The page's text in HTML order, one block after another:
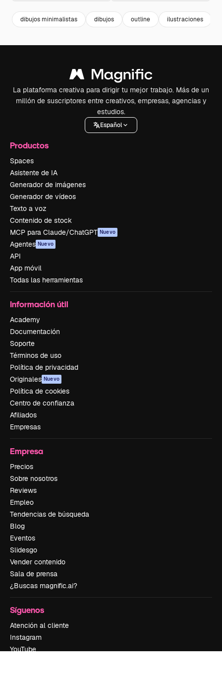
dibujos minimalistas dibujos outline ilustraciones
La plataforma creativa para dirigir tu mejor trabajo. Más de un
millón de suscriptores entre creativos, empresas, agencias y
estudios.
Español
Productos
Spaces
Asistente de IA
Generador de imágenes
Generador de vídeos
Texto a voz
Contenido de stock
MCP para Claude/ChatGPT Nuevo
Agentes Nuevo
API
App móvil
Todas las herramientas
Información útil
Academy
Documentación
Soporte
Términos de uso
Política de privacidad
Originales Nuevo
Política de cookies
Centro de confianza
Afiliados
Empresas
Empresa
Precios
Sobre nosotros
Reviews
Empleo
Tendencias de búsqueda
Blog
Eventos
Slidesgo
Vender contenido
Sala de prensa
¿Buscas magnific.ai?
Síguenos
Atención al cliente
Instagram
YouTube